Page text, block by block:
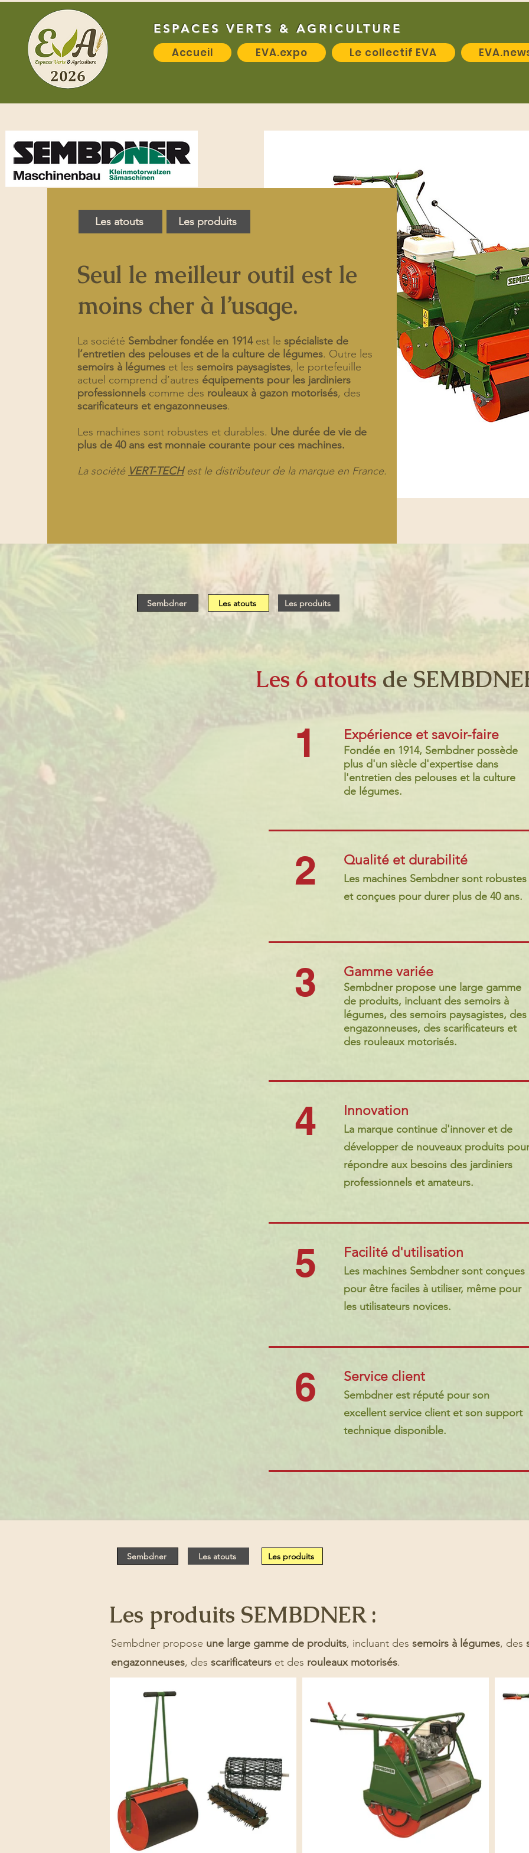
ESPACES VERTS & AGRICULTURE
Accueil
EVA.expo Le collectif EVA
Les atouts Les produits
Seul le meilleur outil est le
moins cher à l’usage.
La société Sembdner fondée en 1914est le spécialiste de
l’entretien des pelouses et de la culture de légumes. Outre les
semoirs à légumes et les semoirs paysagistes, le portefeuille
actuel comprend d’autres équipements pour les jardiniers
professionnels comme des rouleaux à gazon motorisés, des
scarificateurs et engazonneuses.
Les machines sont robustes et durables. Une durée de vie de
plus de 40 ans est monnaie courante pour ces machines.
La société VERT-TECH est le distributeur de la marque en France.
Sembdner Les atouts Les produits
Les 6 atouts de
1 Expérience et savoir-faire
Fondée en 1914, Sembdner possède
plus d'un siècle d'expertise dans
l'entretien des pelouses et la culture
de légumes.
2 Qualité et durabilité
Les machines Sembdner sont robustes
et conçues pour durer plus de 40 ans.
3 Gamme variée
Sembdner propose une large gamme
de produits, incluant des semoirs à
légumes, des semoirs paysagistes, des
engazonneuses, des scarificateurs et
des rouleaux motorisés.​
4 Innovation
La marque continue d'innover et de
développer de nouveaux produits pour
répondre aux besoins des jardiniers
professionnels et amateurs.
5 Facilité d'utilisation
Les machines Sembdner sont conçues
pour être faciles à utiliser, même pour
les utilisateurs novices.
6 Service client
Sembdner est réputé pour son
excellent service client et son support
technique disponible.
Sembdner Les atouts Les produits
Les produits SEMBDNER :
Sembdner propose une large gamme de produits, incluant des semoirs à légumes, des
engazonneuses, des scarificateurs et des rouleaux motorisés.​